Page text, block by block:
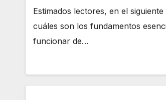
Estimados lectores, en el
cuáles son los fundamentos
funcionar de…